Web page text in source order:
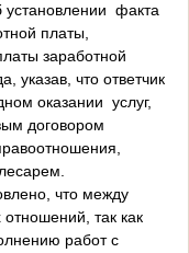
факта
платы,
заработной
указав, что ответчик
оказании услуг,
договором
что между
так как
работ с